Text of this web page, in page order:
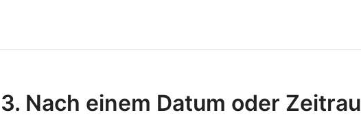
3. Nach einem Datum oder